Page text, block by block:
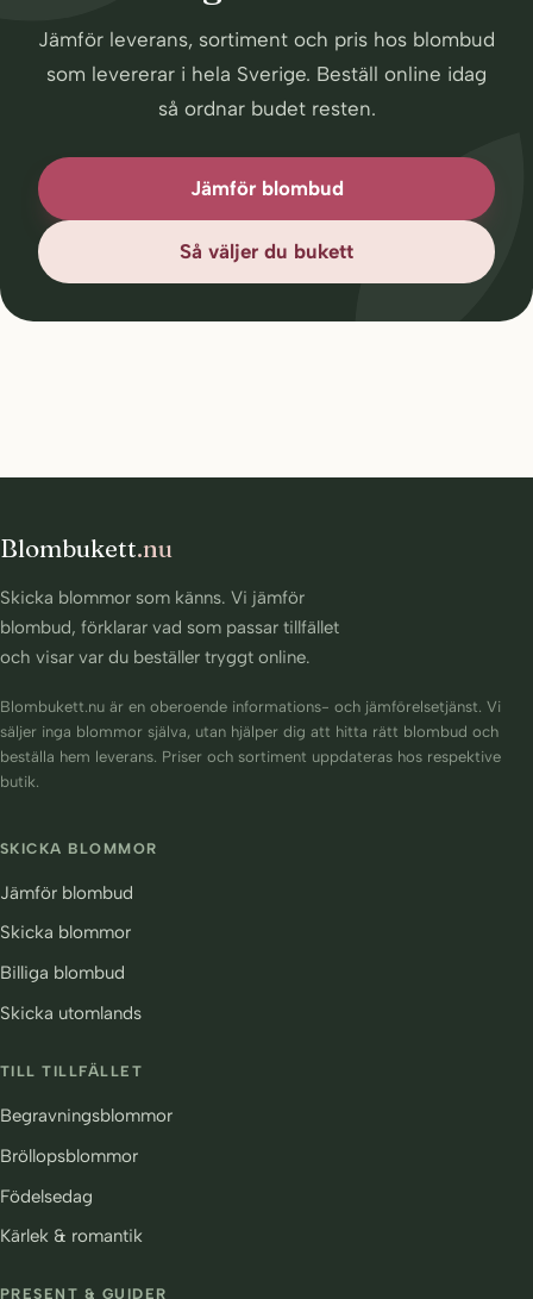
Jämför leverans, sortiment och pris hos blombud
som levererar i hela Sverige. Beställ online idag
så ordnar budet resten.
Jämför blombud
Så väljer du bukett
Blombukett.nu
Skicka blommor som känns. Vi jämför
blombud, förklarar vad som passar tillfället
och visar var du beställer tryggt online.
Blombukett.nu är en oberoende informations- och jämförelsetjänst. Vi
säljer inga blommor själva, utan hjälper dig att hitta rätt blombud och
beställa hem leverans. Priser och sortiment uppdateras hos respektive
butik.
SKICKA BLOMMOR
Jämför blombud
Skicka blommor
Billiga blombud
Skicka utomlands
TILL TILLFÄLLET
Begravningsblommor
Bröllopsblommor
Födelsedag
Kärlek & romantik
PRESENT & GUIDER